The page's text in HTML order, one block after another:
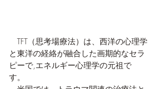
TFT（思考場療法）は、西洋の心理学
と東洋の経絡が融合した画期的なセラ
ピーで,エネルギー心理学の元祖で
す。